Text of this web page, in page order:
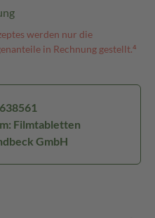
werden nur die
in Rechnung gestellt.⁴
Filmtabletten
GmbH